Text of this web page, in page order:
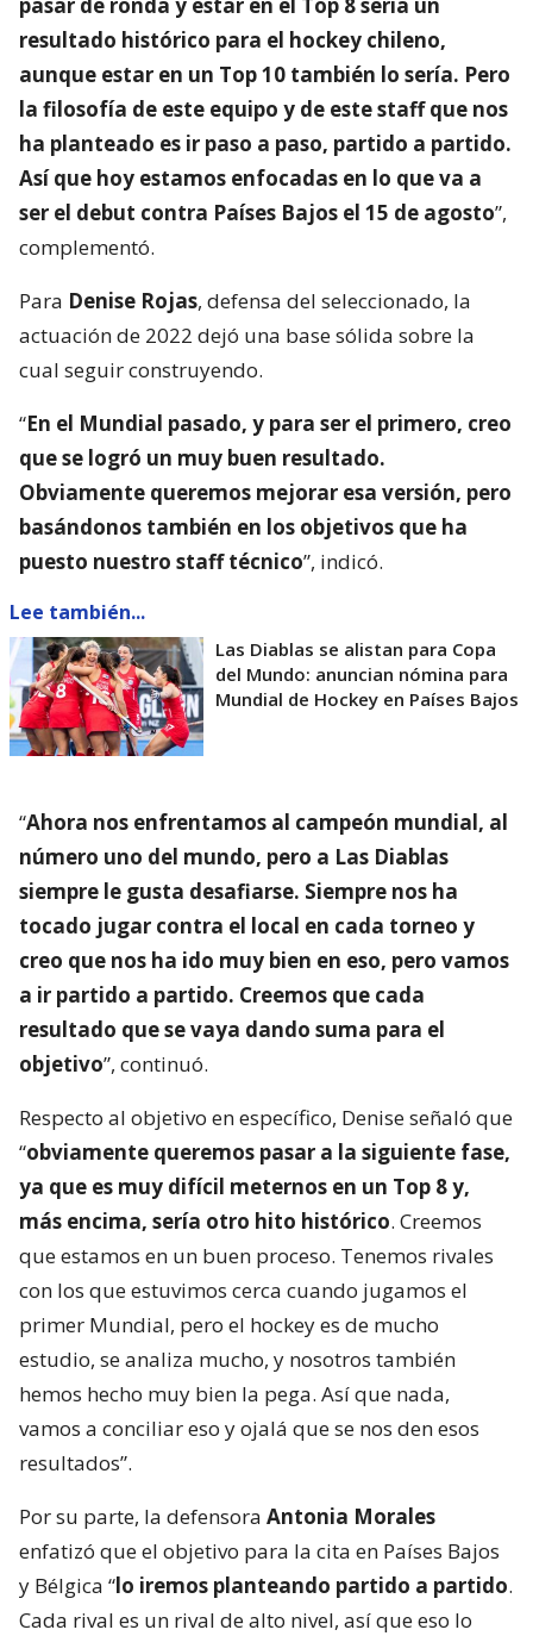
pasar de ronda y estar en el Top 8 sería un
resultado histórico para el hockey chileno,
aunque estar en un Top 10 también lo sería. Pero
la filosofía de este equipo y de este staff que nos
ha planteado es ir paso a paso, partido a partido.
Así que hoy estamos enfocadas en lo que va a
ser el debut contra Países Bajos el 15 de agosto”,
complementó.
Para Denise Rojas, defensa del seleccionado, la
actuación de 2022 dejó una base sólida sobre la
cual seguir construyendo.
“En el Mundial pasado, y para ser el primero, creo
que se logró un muy buen resultado.
Obviamente queremos mejorar esa versión, pero
basándonos también en los objetivos que ha
puesto nuestro staff técnico”, indicó.
Lee también...
Las Diablas se alistan para Copa
del Mundo: anuncian nómina para
Mundial de Hockey en Países Bajos
“Ahora nos enfrentamos al campeón mundial, al
número uno del mundo, pero a Las Diablas
siempre le gusta desafiarse. Siempre nos ha
tocado jugar contra el local en cada torneo y
creo que nos ha ido muy bien en eso, pero vamos
a ir partido a partido. Creemos que cada
resultado que se vaya dando suma para el
objetivo”, continuó.
Respecto al objetivo en específico, Denise señaló que
“obviamente queremos pasar a la siguiente fase,
ya que es muy difícil meternos en un Top 8 y,
más encima, sería otro hito histórico. Creemos
que estamos en un buen proceso. Tenemos rivales
con los que estuvimos cerca cuando jugamos el
primer Mundial, pero el hockey es de mucho
estudio, se analiza mucho, y nosotros también
hemos hecho muy bien la pega. Así que nada,
vamos a conciliar eso y ojalá que se nos den esos
resultados”.
Por su parte, la defensora Antonia Morales
enfatizó que el objetivo para la cita en Países Bajos
y Bélgica “lo iremos planteando partido a partido.
Cada rival es un rival de alto nivel, así que eso lo